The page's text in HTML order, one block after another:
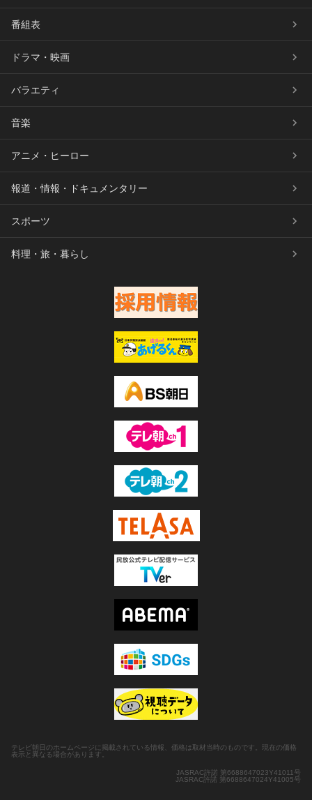
番組表
ドラマ・映画
バラエティ
音楽
アニメ・ヒーロー
報道・情報・ドキュメンタリー
スポーツ
料理・旅・暮らし
テレビ朝日のホームページに掲載されている情報、価格は取材当時のものです。現在の価格
表示と異なる場合があります。
JASRAC許諾 第6688647023Y41011号
JASRAC許諾 第6688647024Y41005号